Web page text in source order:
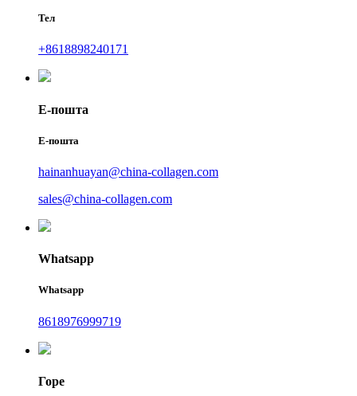
Тел
+8618898240171
Е-пошта
Е-пошта
hainanhuayan@china-collagen.com
sales@china-collagen.com
Whatsapp
Whatsapp
8618976999719
Горе